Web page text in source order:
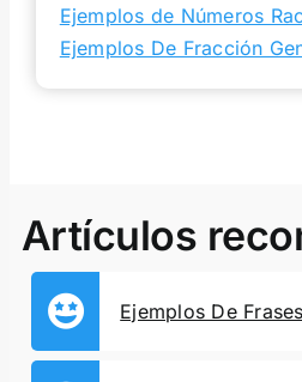
Ejemplos de Números
Ejemplos De Fracción
Artículos
Ejemplos De